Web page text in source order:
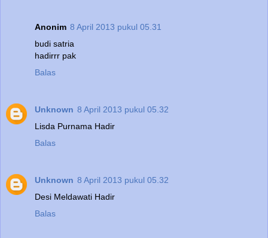
Anonim 8 April 2013 pukul 05.31
budi satria
hadirrr pak
Balas
Unknown 8 April 2013 pukul 05.32
Lisda Purnama Hadir
Balas
Unknown 8 April 2013 pukul 05.32
Desi Meldawati Hadir
Balas